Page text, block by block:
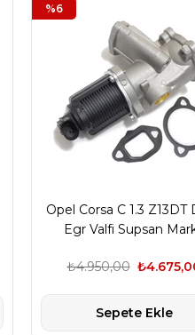
Opel Corsa C 1.3 Z13DT
Egr Valfi Supsan
₺4.950,00
Sepete Ekle
%6